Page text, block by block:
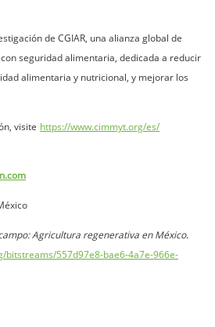
de CGIAR, una alianza global de
seguridad alimentaria, dedicada a reducir
alimentaria y nutricional, y mejorar los
visite https://www.cimmyt.org/es/
Agricultura regenerativa en México.
bitstreams/557d97e8-bae6-4a7e-966e-